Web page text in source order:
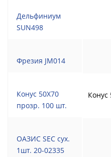
Дельфиниум
SUN498
Фрезия JM014
Конус 50Х70
прозр. 100 шт.
ОАЗИС SEC сух.
1шт. 20-02335
Конус